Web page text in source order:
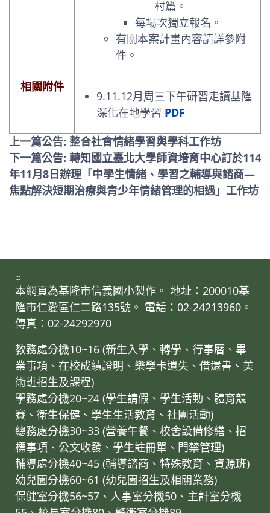
村篇。
每場次獨立報名。
有關本案計畫內容請詳參附
件。
相關附件
9.11.12月周三下午研習走讀基隆
深化在地學習 PDF
上一篇公告: 整合社會情緒學習與學科工作坊
下一篇公告: 轉知國立臺北大學師資培育中心訂於114
年11月8日辦理「中學生情緒、學習之輔導與諮商—
焦點解決短期治療與青少年情緒管理的相遇」工作坊
:::
本網頁為基隆市信義國小製作。 地址：200010基
隆市仁愛區仁二路135號。 電話：02-24213960。
傳真：02-24292970
教務處分機10~16 (新生入學、轉學、行事曆、畢
業事項、在校成績證明、樂學卡遺失、借還書、美
術班招生及課程)
學務處分機20~24 (學生請假、學生活動、體育競
賽、衛生保健、學生生活教育、社團活動)
總務處分機30~33 (營養午餐、校舍設備修繕、招
標事項、公文收發、學生註冊單、門禁管理)
輔導處分機40~45 (輔導諮商、特殊教育、資源班)
幼兒園分機60~61 (幼兒園招生及相關業務)
保健室分機56~57、人事室分機50、主計室分機